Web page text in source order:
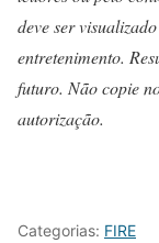
deve ser
entretenimento.
futuro. Não copie
autorização.
Categorias: FIRE